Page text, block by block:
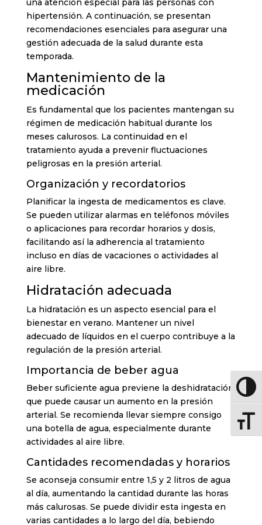
una atención especial para las personas con
hipertensión. A continuación, se presentan
recomendaciones esenciales para asegurar una
gestión adecuada de la salud durante esta
temporada.
Mantenimiento de la
medicación
Es fundamental que los pacientes mantengan su
régimen de medicación habitual durante los
meses calurosos. La continuidad en el
tratamiento ayuda a prevenir fluctuaciones
peligrosas en la presión arterial.
Organización y recordatorios
Planificar la ingesta de medicamentos es clave.
Se pueden utilizar alarmas en teléfonos móviles
o aplicaciones para recordar horarios y dosis,
facilitando así la adherencia al tratamiento
incluso en días de vacaciones o actividades al
aire libre.
Hidratación adecuada
La hidratación es un aspecto esencial para el
bienestar en verano. Mantener un nivel
adecuado de líquidos en el cuerpo contribuye a la
regulación de la presión arterial.
Importancia de beber agua
Beber suficiente agua previene la deshidratación,
que puede causar un aumento en la presión
arterial. Se recomienda llevar siempre consigo
una botella de agua, especialmente durante
actividades al aire libre.
Cantidades recomendadas y horarios
Se aconseja consumir entre 1,5 y 2 litros de agua
al día, aumentando la cantidad durante las horas
más calurosas. Se puede dividir esta ingesta en
varias cantidades a lo largo del día, bebiendo